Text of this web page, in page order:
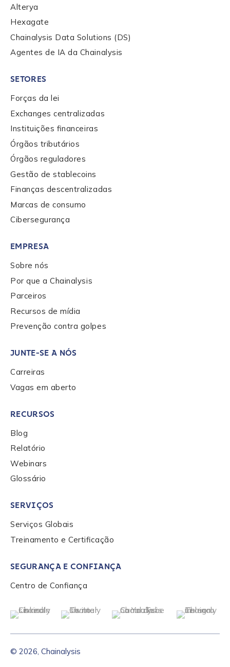
Contact us
*
First Name
Last name
Company / Organization Name
*
Work Email Address
Role Function
Organization Type
How did you hear about us?
By checking this box, you indicate that you'd like us
services, events, and news. Your personal data will
privacy policy
Alterya
Hexagate
Chainalysis Data Solutions (DS)
Agentes de IA da Chainalysis
SETORES
Forças da lei
Exchanges centralizadas
Instituições financeiras
Órgãos tributários
Órgãos reguladores
Gestão de stablecoins
Finanças descentralizadas
Marcas de consumo
Cibersegurança
EMPRESA
Sobre nós
Por que a Chainalysis
Parceiros
Recursos de mídia
Prevenção contra golpes
JUNTE-SE A NÓS
Carreiras
Vagas em aberto
RECURSOS
Blog
Relatório
Webinars
Glossário
SERVIÇOS
Serviços Globais
Treinamento e Certificação
SEGURANÇA E CONFIANÇA
Centro de Confiança
© 2026, Chainalysis